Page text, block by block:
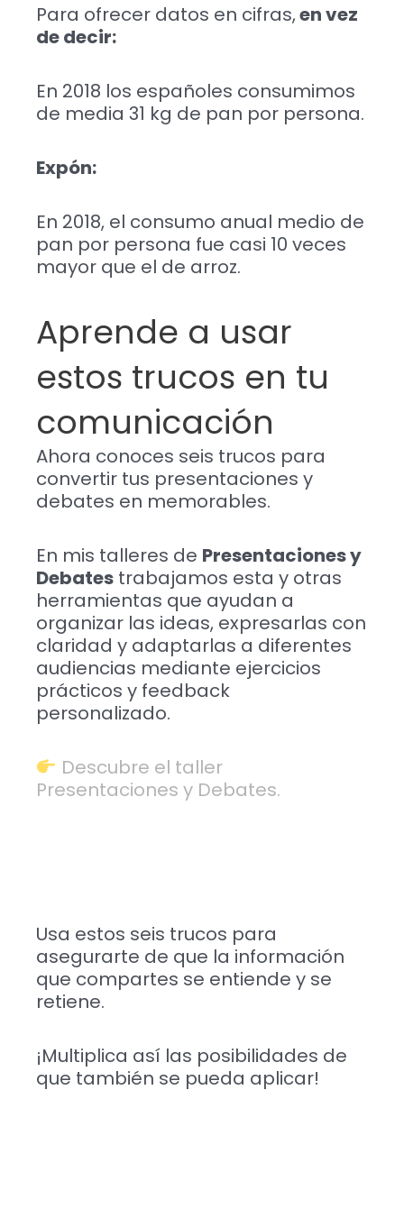
Para ofrecer datos en cifras,en vez
de decir:
En 2018 los españoles consumimos
de media 31 kg de pan por persona.
Expón:
En 2018, el consumo anual medio de
pan por persona fue casi 10 veces
mayor que el de arroz.
Aprende a usar
estos trucos en tu
comunicación
Ahora conoces seis trucos para
convertir tus presentaciones y
debates en memorables.
En mis talleres de Presentaciones y
Debates trabajamos esta y otras
herramientas que ayudan a
organizar las ideas, expresarlas con
claridad y adaptarlas a diferentes
audiencias mediante ejercicios
prácticos y feedback
personalizado.
Descubre el taller
Presentaciones y Debates.
Usa estos seis trucos para
asegurarte de que la información
que compartes se entiende y se
retiene.
¡Multiplica así las posibilidades de
que también se pueda aplicar!